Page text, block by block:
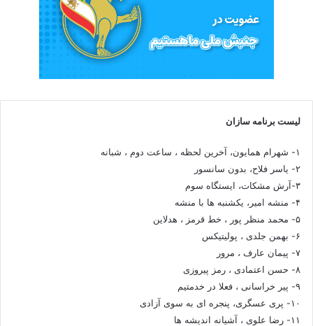
لیست برنامه سازان
۱- شهرام همایون، آخرین لحظه ، ساعت دوم ، شبانه
۲- یاسر فلاح، بدون سانسور
۳-آرش مشکات، ایستگاه سوم
۴- منشه امیر، یکشنبه ها با منشه
۵- محمد منظر پور ، خط قرمز ، هدلاین
۶- بهمن جلدی ، پولیتیکس
۷- پیمان عارف ، مرور
۸- حسن اعتمادی ، رمز پیروزی
۹- پیر خراسانی ، فعلا در خدمتیم
۱۰- پری عسگری، پنجره ای به سوی آزادی
۱۱- رضا علوی ، آشیانه اندیشه ها